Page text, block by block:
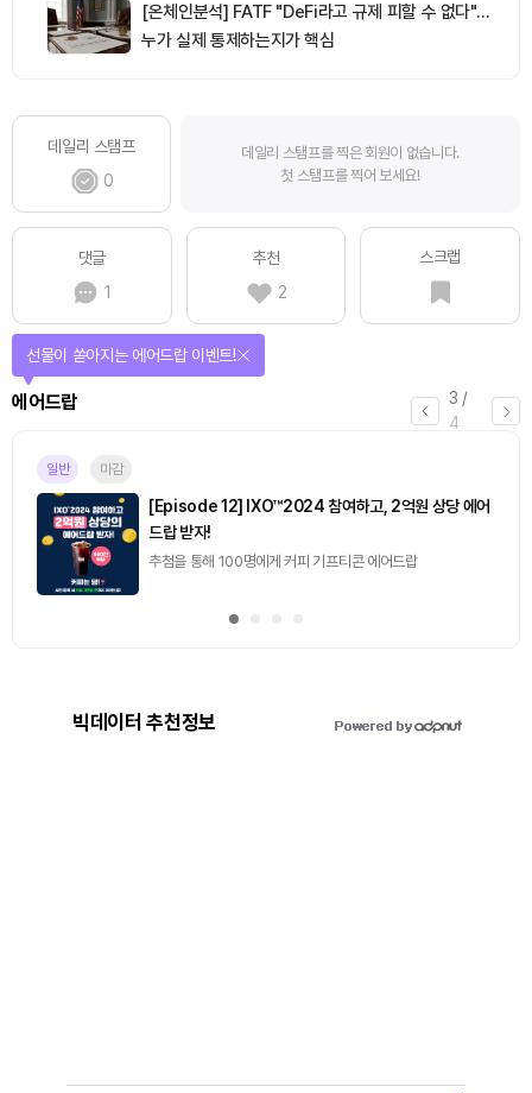
[온체인분석] FATF "DeFi라고 규제 피할 수 없다"…
누가 실제 통제하는지가 핵심
데일리 스탬프
0
데일리 스탬프를 찍은 회원이 없습니다.
첫 스탬프를 찍어 보세요!
댓글
1
추천
2
스크랩
3 /
4
에어드랍
선물이 쏟아지는 에어드랍 이벤트!
일반 마감
[Episode 12] IXO™2024 참여하고, 2억원 상당 에어
드랍 받자!
추첨을 통해 100명에게 커피 기프티콘 에어드랍
빅데이터 추천정보